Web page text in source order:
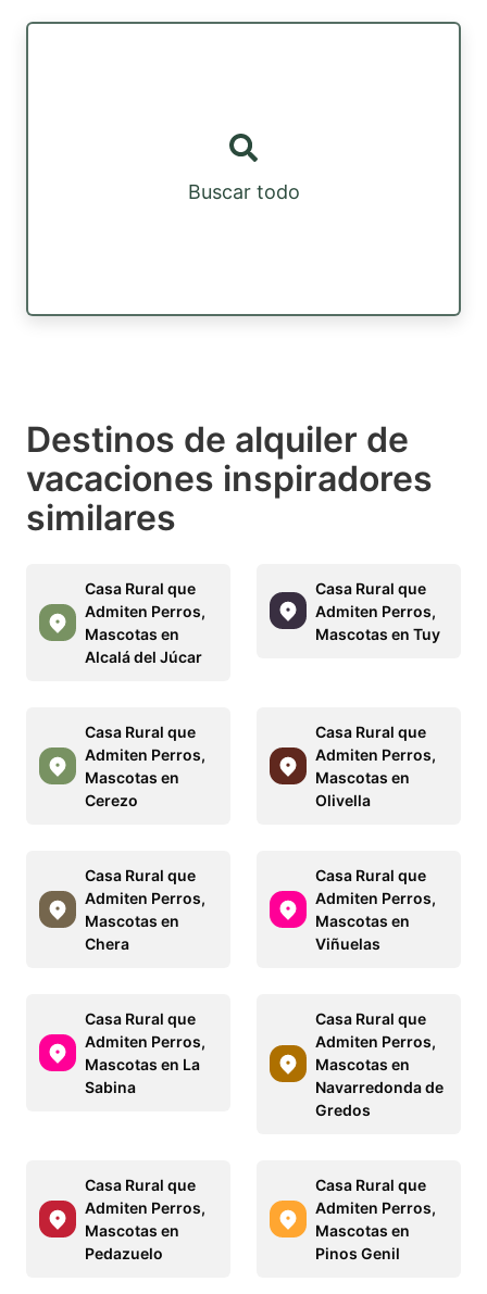
Buscar todo
Destinos de alquiler de
vacaciones inspiradores
similares
Casa Rural que
Admiten Perros,
Mascotas en
Alcalá del Júcar
Casa Rural que
Admiten Perros,
Mascotas en Tuy
Casa Rural que
Admiten Perros,
Mascotas en
Cerezo
Casa Rural que
Admiten Perros,
Mascotas en
Olivella
Casa Rural que
Admiten Perros,
Mascotas en
Chera
Casa Rural que
Admiten Perros,
Mascotas en
Viñuelas
Casa Rural que
Admiten Perros,
Mascotas en La
Sabina
Casa Rural que
Admiten Perros,
Mascotas en
Navarredonda de
Gredos
Casa Rural que
Admiten Perros,
Mascotas en
Pedazuelo
Casa Rural que
Admiten Perros,
Mascotas en
Pinos Genil